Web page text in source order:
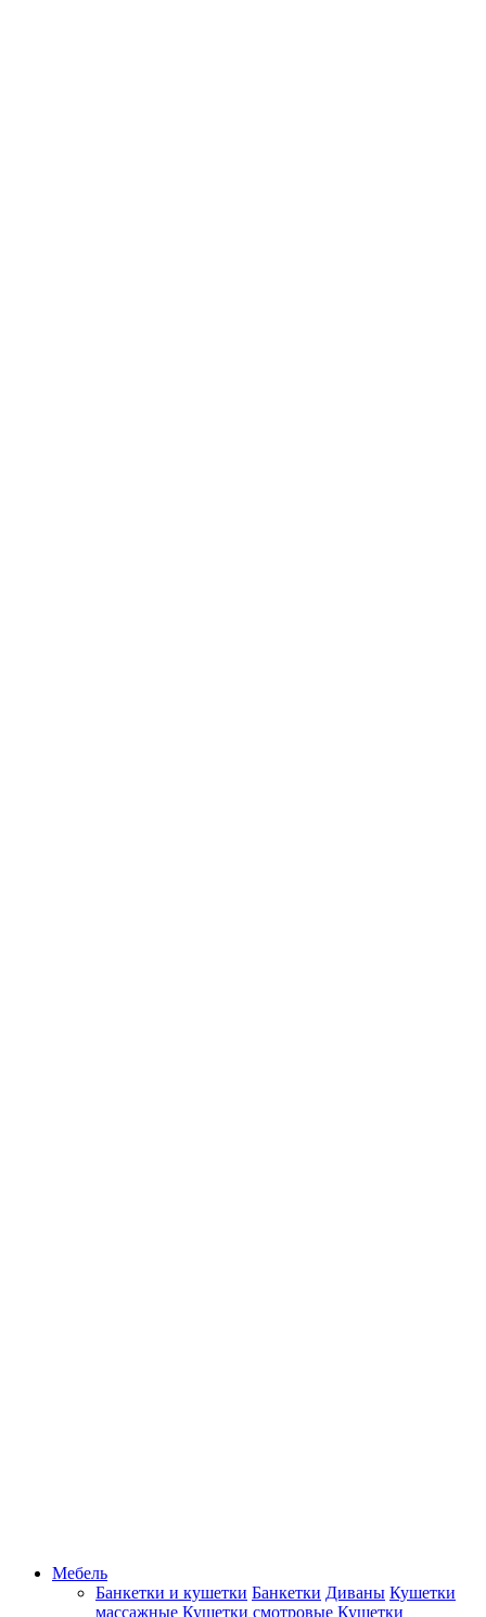
Мебель
Банкетки и кушетки Банкетки Диваны Кушетки
массажные Кушетки смотровые Кушетки